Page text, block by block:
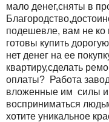
мало денег,сняты в
подешевле, вам не ко
готовы купить
нет денег на ее
квартиру,сделать
оплаты? Работа
вложенные им силы и
восприниматься
хотите уникальное